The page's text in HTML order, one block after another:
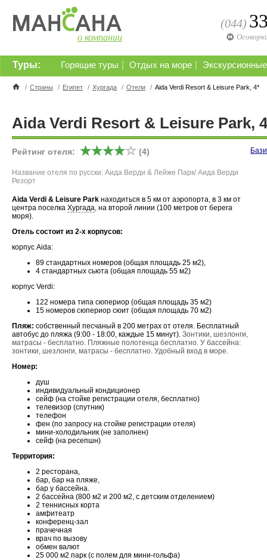
о компании
(044)
Горящие туры Отдых на море
Туры:
/ Страны / Египет / Хургада / Отели / Aida Verdi Resort & Leisure Park, 4*
Aida Verdi Resort & Leisure Park,
Рейтинг отеля: (4)
Название отеля по русски: Аида Верди & Лейже Парк/ Аида Верди
Резорт
Aida Verdi & Leisure Park находиться в 5 км от аэропорта, в 3 км от
центра поселка Хургада, на второй линии (100 метров от берега
моря).
Отель состоит из 2-х корпусов:
корпус Aida:
89 стандартных номеров (общая площадь 25 м2),
4 стандартных сьюта (общая площадь 55 м2)
корпус Verdi:
122 номера типа сюпериор (общая площадь 35 м2)
15 номеров сюпериор сюит (общая площадь 70 м2)
Пляж: собственный песчаный в 200 метрах от отеля. Бесплатный
автобус до пляжа (9:00 - 18:00, каждые 15 минут). Зонтики, шезлонги,
матрасы - бесплатно. Пляжные полотенца бесплатно. У бассейна:
зонтики, шезлонги, матрасы - бесплатно. Удобный вход в море.
Номер:
душ
индивидуальный кондиционер
сейф (на стойке регистрации отеля, бесплатно)
телевизор (спутник)
телефон
фен (по запросу на стойке регистрации отеля)
мини-холодильник (не заполнен)
сейф (на ресепшн)
Территория:
2 ресторана,
бар, бар на пляже,
бар у бассейна.
2 бассейна (800 м2 и 200 м2, с детским отделением)
2 теннисных корта
амфитеатр
конференц-зал
прачечная
врач по вызову
обмен валют
25 000 м2 парк (с полем для мини-гольфа)